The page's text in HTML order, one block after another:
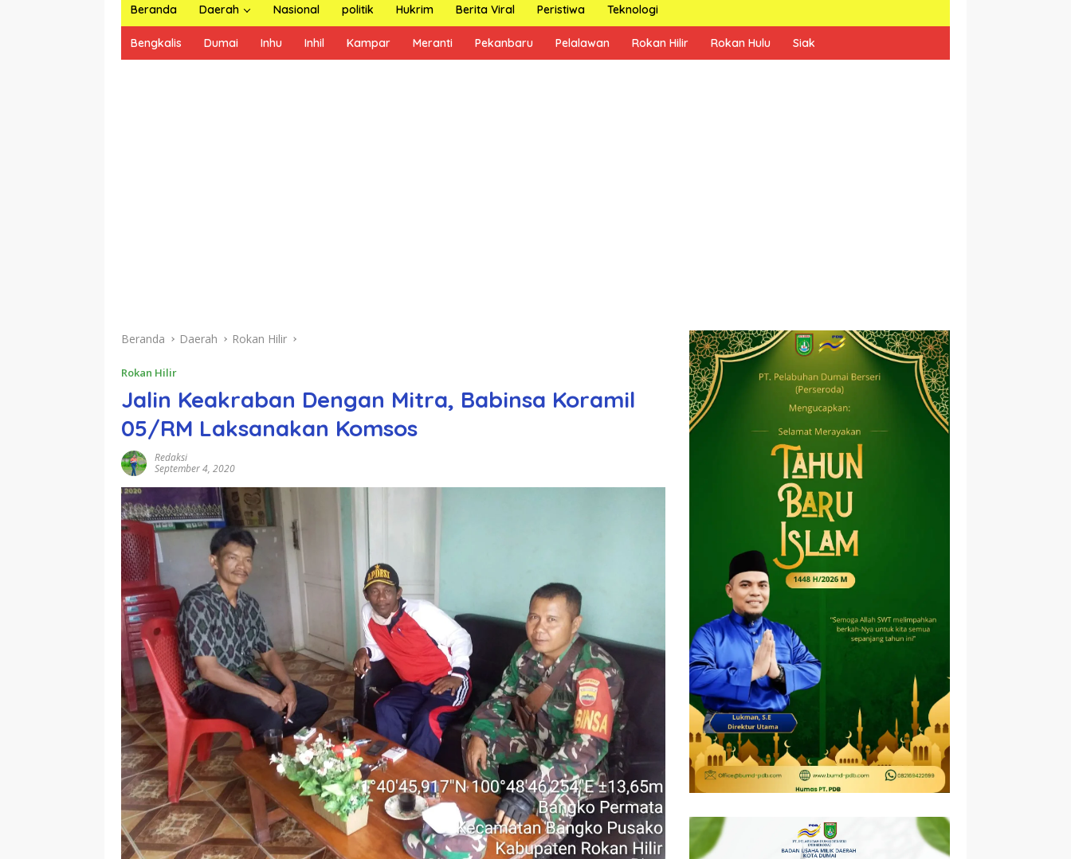
Beranda Daerah Nasional politik Hukrim Berita Viral Peristiwa Teknologi
Bengkalis Dumai Inhu Inhil Kampar Meranti Pekanbaru Pelalawan Rokan Hilir Rokan Hulu Siak
Beranda Daerah Rokan Hilir
Rokan Hilir
Jalin Keakraban Dengan Mitra, Babinsa Koramil
05/RM Laksanakan Komsos
Redaksi
September 4, 2020